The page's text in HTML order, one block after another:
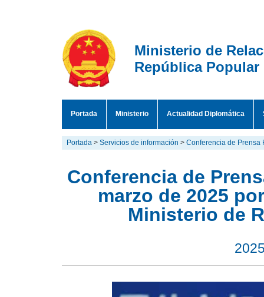
Ministerio de
República Popular
Portada Ministerio Actualidad Diplomática
Portada > Servicios de información > Conferencia de Prensa
Conferencia de
marzo de 2025
Ministerio de